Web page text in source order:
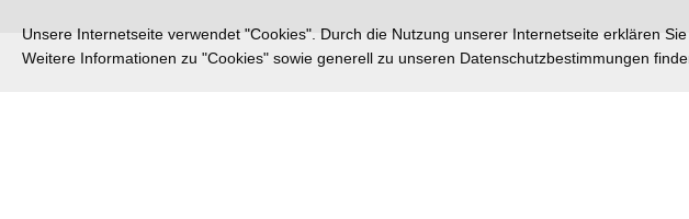
Unsere Internetseite verwendet "Cookies". Durch die Nutzung unserer Internetseite erklären
Weitere Informationen zu "Cookies" sowie generell zu unseren Datenschutzbestimmungen